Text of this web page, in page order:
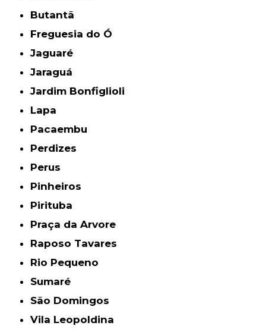
Butantã
Freguesia do Ó
Jaguaré
Jaraguá
Jardim Bonfiglioli
Lapa
Pacaembu
Perdizes
Perus
Pinheiros
Pirituba
Praça da Arvore
Raposo Tavares
Rio Pequeno
Sumaré
São Domingos
Vila Leopoldina